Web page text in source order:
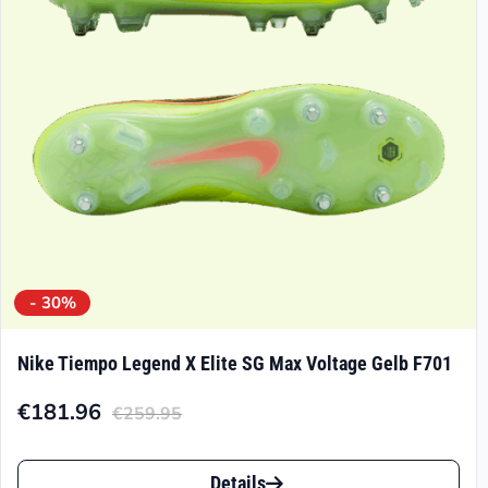
können
Produktseite
gewählt
werden
- 30%
Nike Tiempo Legend X Elite SG Max Voltage Gelb F701
€259.95
Ursprünglicher
Preis
€181.96
Aktueller
Preis
Dieses